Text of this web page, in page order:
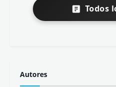
Todos
Autores